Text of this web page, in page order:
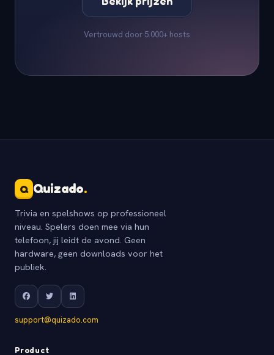
Vertrouwd door 5.000+ hosts
Q Quizado.
Trivia en spelshows op professioneel
niveau. Spelers doen mee via hun
telefoon, jij leidt de avond. Geen
hardware, geen downloads voor het
publiek.
support@quizado.com
Product